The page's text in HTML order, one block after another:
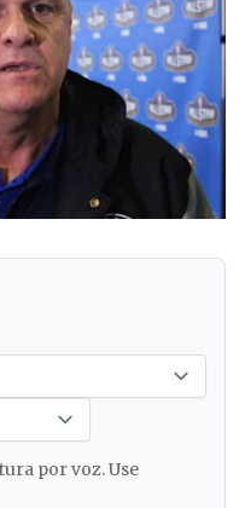
por voz. Use